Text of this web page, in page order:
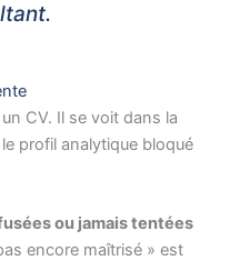
CV. Il se voit dans la
profil analytique bloqué
ou jamais tentées
encore maîtrisé » est